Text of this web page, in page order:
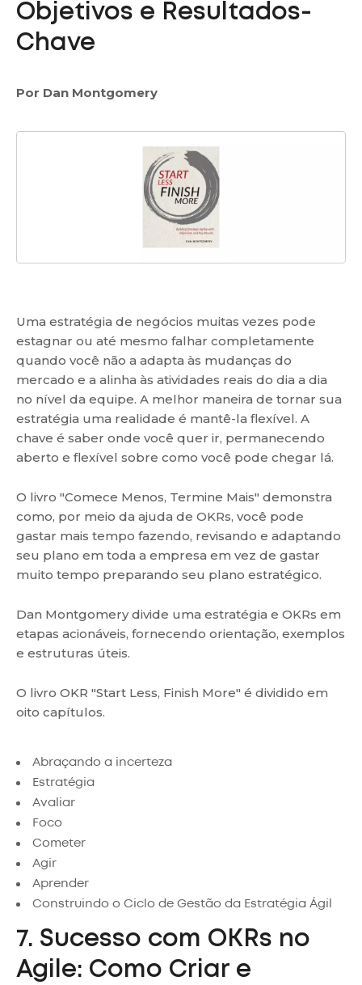
Objetivos e Resultados-
Chave
Por Dan Montgomery
Uma estratégia de negócios muitas vezes pode
estagnar ou até mesmo falhar completamente
quando você não a adapta às mudanças do
mercado e a alinha às atividades reais do dia a dia
no nível da equipe. A melhor maneira de tornar sua
estratégia uma realidade é mantê-la flexível. A
chave é saber onde você quer ir, permanecendo
aberto e flexível sobre como você pode chegar lá.
O livro "Comece Menos, Termine Mais" demonstra
como, por meio da ajuda de OKRs, você pode
gastar mais tempo fazendo, revisando e adaptando
seu plano em toda a empresa em vez de gastar
muito tempo preparando seu plano estratégico.
Dan Montgomery divide uma estratégia e OKRs em
etapas acionáveis, fornecendo orientação, exemplos
e estruturas úteis.
O livro OKR "Start Less, Finish More" é dividido em
oito capítulos.
Abraçando a incerteza
Estratégia
Avaliar
Foco
Cometer
Agir
Aprender
Construindo o Ciclo de Gestão da Estratégia Ágil
7. Sucesso com OKRs no
Agile: Como Criar e